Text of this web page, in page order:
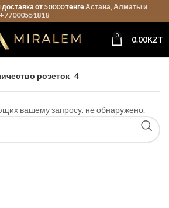
от 50000 тенгеАстана, Алматы и
0 0.00KZT
розеток 4
вашему запросу, не обнаружено.